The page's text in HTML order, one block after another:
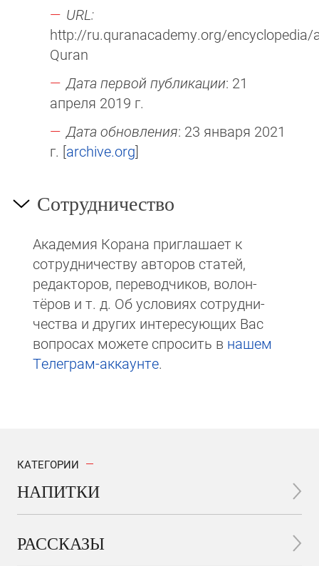
URL:
http://ru.quranacademy.org/encyclopedia/
Quran
Дата первой публикации: 21
апреля 2019 г.
Дата обновления: 23 января 2021
г. [archive.org]
Сотрудничество
Академия Корана при­гла­ша­ет к
сотруд­ни­чест­ву авторов статей,
редакто­ров, пере­вод­чи­ков, волон­
тёров и т. д. Об ус­ло­виях сотрудни­
чест­ва и других интере­сую­щих Вас
вопросах мо­же­те спросить в на­шем
Те­ле­грам-ак­каунте.
КАТЕГОРИИ
НАПИТКИ
РАССКАЗЫ